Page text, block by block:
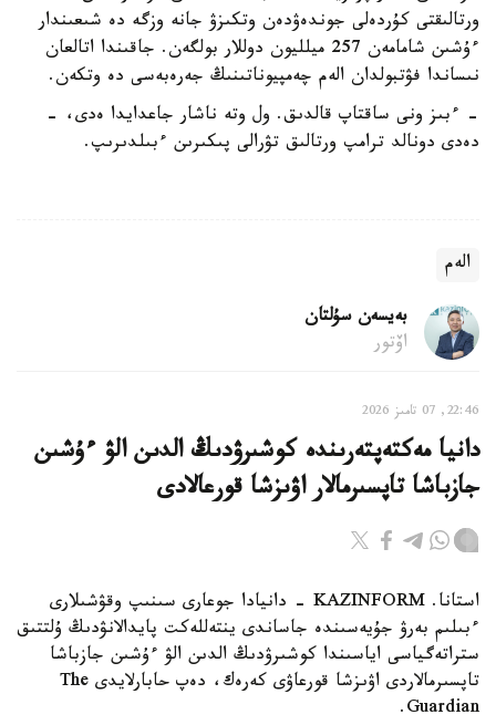
ورتالىقتى كۇردەلى جوندەۋدەن وتكىزۋ جانە وزگە دە شىعىندار
ءۇشىن شامامەن 257 ميلليون دوللار بولگەن. جاقىندا اتالعان
نىساندا فۋتبولدان الەم چەمپيوناتىنىڭ جەرەبەسى دە وتكەن.
- ءبىز ونى ساقتاپ قالدىق. ول وتە ناشار جاعدايدا ەدى، -
دەدى دونالد ترامپ ورتالىق تۋرالى پىكىرىن ءبىلدىرىپ.
الەم
بەيسەن سۇلتان
اۆتور
22:46, 07 تامىز 2026
دانيا مەكتەپتەرىندە كوشىرۋدىڭ الدىن الۋ ءۇشىن
جازباشا تاپسىرمالار اۋىزشا قورعالادى
استانا. KAZINFORM - دانيادا جوعارى سىنىپ وقۋشىلارى
ءبىلىم بەرۋ جۇيەسىندە جاساندى ينتەللەكت پايدالانۋدىڭ ۇلتتىق
ستراتەگياسى اياسىندا كوشىرۋدىڭ الدىن الۋ ءۇشىن جازباشا
تاپسىرمالاردى اۋىزشا قورعاۋى كەرەك، دەپ حابارلايدى The
Guardian.